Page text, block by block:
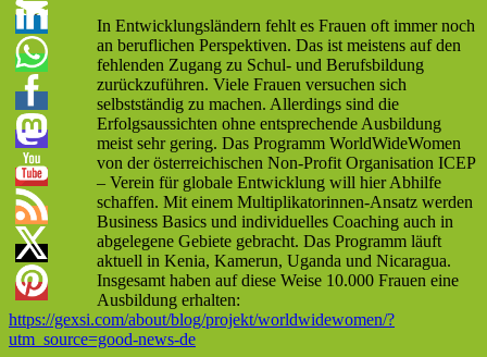
In Entwicklungsländern fehlt es Frauen oft immer noch
an beruflichen Perspektiven. Das ist meistens auf den
fehlenden Zugang zu Schul- und Berufsbildung
zurückzuführen. Viele Frauen versuchen sich
selbstständig zu machen. Allerdings sind die
Erfolgsaussichten ohne entsprechende Ausbildung
meist sehr gering. Das Programm WorldWideWomen
von der österreichischen Non-Profit Organisation ICEP
– Verein für globale Entwicklung will hier Abhilfe
schaffen. Mit einem Multiplikatorinnen-Ansatz werden
Business Basics und individuelles Coaching auch in
abgelegene Gebiete gebracht. Das Programm läuft
aktuell in Kenia, Kamerun, Uganda und Nicaragua.
Insgesamt haben auf diese Weise 10.000 Frauen eine
Ausbildung erhalten:
https://gexsi.com/about/blog/projekt/worldwidewomen/?
utm_source=good-news-de